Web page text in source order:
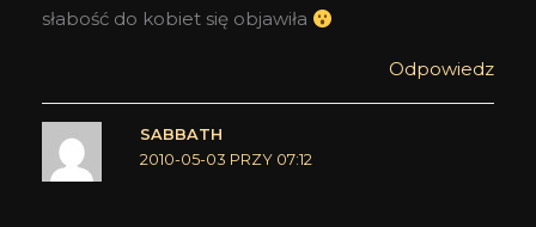
słabość do kobiet się objawiła
Odpowiedz
SABBATH
2010-05-03 PRZY 07:12